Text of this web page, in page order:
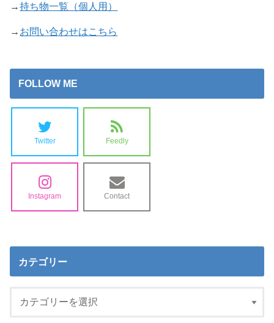
→持ち物一覧（個人用）
→ お問い合わせはこちら
FOLLOW ME
Twitter Feedly
Instagram Contact
カテゴリー